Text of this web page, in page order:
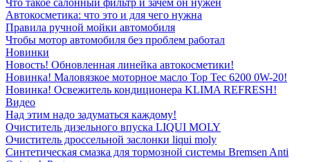
Что такое салонный фильтр и зачем он нужен
Автокосметика: что это и для чего нужна
Правила ручной мойки автомобиля
Чтобы мотор автомобиля без проблем работал
Новинки
Новость! Обновленная линейка автокосметики!
Новинка! Маловязкое моторное масло Top Tec 6200 0W-20!
Новинка! Освежитель кондиционера KLIMA REFRESH!
Видео
Над этим надо задуматься каждому!
Очиститель дизельного впуска LIQUI MOLY
Очиститель дроссельной заслонки liqui moly
Синтетическая смазка для тормозной системы Bremsen Anti